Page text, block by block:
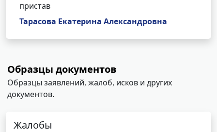
пристав
Тарасова Екатерина Александровна
Образцы документов
Образцы заявлений, жалоб, исков и других
документов.
Жалобы